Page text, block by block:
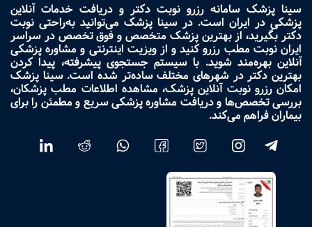
سینا پزشک سامانه رزرو نوبت دکتر و دریافت خدمات آنلاین
پزشکی در ایران است. در سینا پزشک می‌توانید به‌راحتی نوبت
دکتر بگیرید، از بهترین پزشک متخصص و فوق تخصص در سراسر
ایران نوبت مطب رزرو کنید و از ویزیت اینترنتی و مشاوره پزشکی
آنلاین بهره‌مند شوید. با سیستم جستجوی پیشرفته، پیدا کردن
بهترین دکتر در شهرهای مختلف ساده‌تر شده است. سینا پزشک
امکان رزرو نوبت آنلاین پزشک، مشاهده اطلاعات مطب پزشکان،
بررسی تخصص‌ها و دریافت مشاوره پزشکی سریع و مطمئن را برای
بیماران فراهم می‌کند.